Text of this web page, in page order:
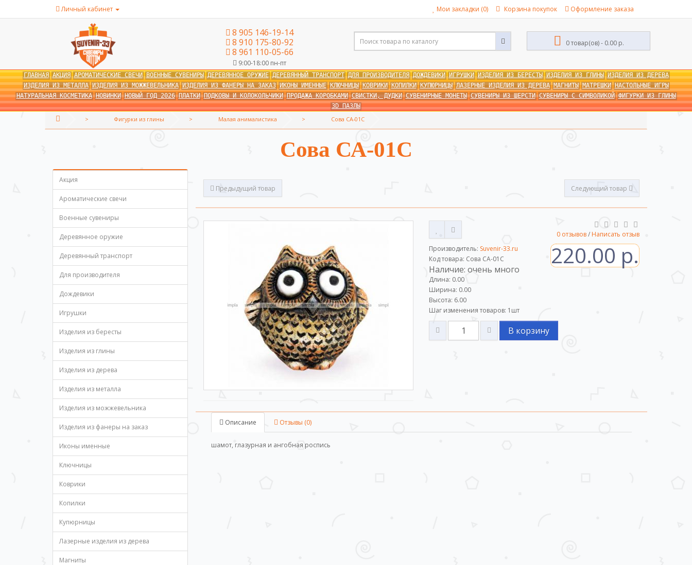
Личный кабинет Мои закладки (0) Корзина покупок Оформление заказа
8 905 146-19-14
8 910 175-80-92
8 961 110-05-66
9:00-18:00 пн-пт
0 товар(ов) - 0.00 р.
ГЛАВНАЯ АКЦИЯ АРОМАТИЧЕСКИЕ СВЕЧИ ВОЕННЫЕ СУВЕНИРЫ ДЕРЕВЯННОЕ ОРУЖИЕ ДЕРЕВЯННЫЙ ТРАНСПОРТ ДЛЯ ПРОИЗВОДИТЕЛЯ ДОЖДЕВИКИ ИГРУШКИ ИЗДЕЛИЯ ИЗ БЕРЕСТЫ ИЗДЕЛИЯ ИЗ ГЛИНЫ
ИЗДЕЛИЯ ИЗ ДЕРЕВА
ИЗДЕЛИЯ ИЗ МЕТАЛЛА ИЗДЕЛИЯ ИЗ МОЖЖЕВЕЛЬНИКА ИЗДЕЛИЯ ИЗ ФАНЕРЫ НА ЗАКАЗ ИКОНЫ ИМЕННЫЕ КЛЮЧНИЦЫ КОВРИКИ КОПИЛКИ КУПЮРНИЦЫ ЛАЗЕРНЫЕ ИЗДЕЛИЯ ИЗ ДЕРЕВА МАГНИТЫ МАТРЕШКИ НАСТОЛЬНЫЕ ИГРЫ
НАТУРАЛЬНАЯ КОСМЕТИКА НОВИНКИ НОВЫЙ ГОД 2026 ПЛАТКИ ПОДКОВЫ И КОЛОКОЛЬЧИКИ ПРОДАЖА КОРОБКАМИ СВИСТКИ, ДУДКИ СУВЕНИРНЫЕ МОНЕТЫ СУВЕНИРЫ ИЗ ШЕРСТИ СУВЕНИРЫ С СИМВОЛИКОЙ ФИГУРКИ ИЗ ГЛИНЫ
3D ПАЗЛЫ
Фигурки из глины Малая анималистика Сова СА-01С
Сова СА-01С
Акция
Ароматические свечи
Военные сувениры
Деревянное оружие
Деревянный транспорт
Для производителя
Дождевики
Игрушки
Изделия из бересты
Изделия из глины
Изделия из дерева
Изделия из металла
Изделия из можжевельника
Изделия из фанеры на заказ
Иконы именные
Ключницы
Коврики
Копилки
Купюрницы
Лазерные изделия из дерева
Магниты
Предыдущий товар Следующий товар
0 отзывов/ Написать отзыв
Производитель: Suvenir-33.ru
Код товара: Сова СА-01С
Наличие: очень много
Длина: 0.00
Ширина: 0.00
Высота: 6.00
Шаг изменения товаров: 1 шт
220.00 р.
В корзину
Описание Отзывы (0)
шамот, глазурная и ангобная роспись